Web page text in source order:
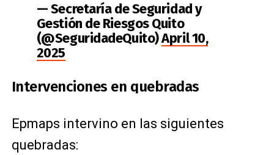
— Secretaría de Seguridad y
Gestión de Riesgos Quito
(@SeguridadeQuito)April 10,
2025
Intervenciones en quebradas
Epmaps intervino en las siguientes
quebradas: